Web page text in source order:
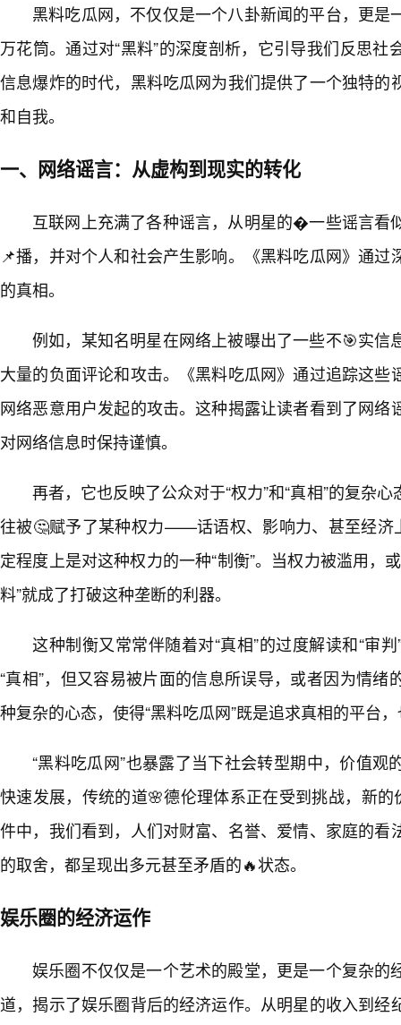
黑料吃瓜网，不仅仅是一个八卦新闻的平台，更是
万花筒。通过对“黑料”的深度剖析，它引导我们反思
信息爆炸的时代，黑料吃瓜网为我们提供了一个独特的
和自我。
一、网络谣言：从虚构到现实的转化
互联网上充满了各种谣言，从明星的�一些谣言看
📌播，并对个人和社会产生影响。《黑料吃瓜网》通
的真相。
例如，某知名明星在网络上被曝出了一些不🎯实信
大量的负面评论和攻击。《黑料吃瓜网》通过追踪这些
网络恶意用户发起的攻击。这种揭露让读者看到了网络
对网络信息时保持谨慎。
再者，它也反映了公众对于“权力”和“真相”的复杂
往被🤔赋予了某种权力——话语权、影响力、甚至经济
定程度上是对这种权力的一种“制衡”。当权力被滥用，
料”就成了打破这种垄断的利器。
这种制衡又常常伴随着对“真相”的过度解读和“审
“真相”，但又容易被片面的信息所误导，或者因为情绪
种复杂的心态，使得“黑料吃瓜网”既是追求真相的平台
“黑料吃瓜网”也暴露了当下社会转型期中，价值观
快速发展，传统的道🌸德伦理体系正在受到挑战，新的
件中，我们看到，人们对财富、名誉、爱情、家庭的看
的取舍，都呈现出多元甚至矛盾的🔥状态。
娱乐圈的经济运作
娱乐圈不仅仅是一个艺术的殿堂，更是一个复杂的
道，揭示了娱乐圈背后的经济运作。从明星的收入到经